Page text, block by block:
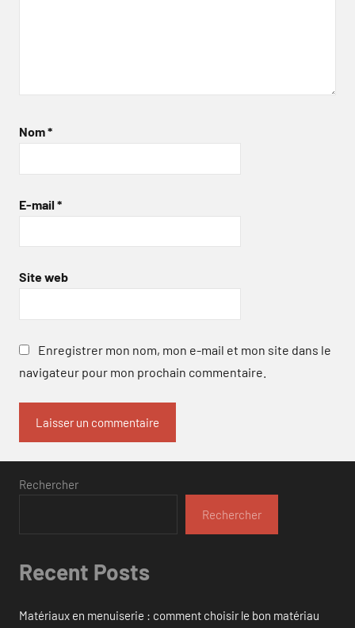
Nom*
E-mail *
Site web
Enregistrer mon nom, mon e-mail et mon site dans le
navigateur pour mon prochain commentaire.
Rechercher
Rechercher
Recent Posts
Matériaux en menuiserie : comment choisir le bon matériau